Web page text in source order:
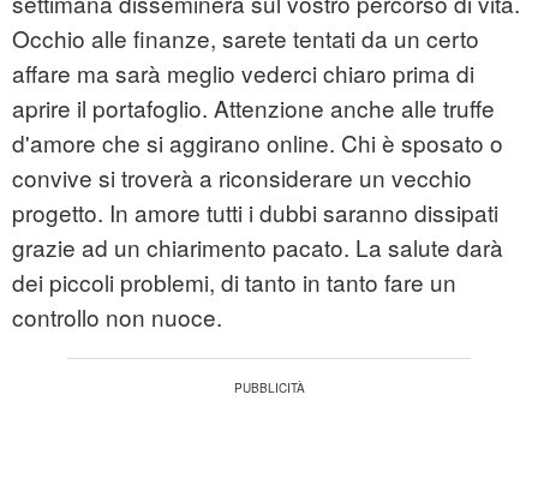
Occhio alle finanze, sarete tentati da un certo
affare ma sarà meglio vederci chiaro prima di
aprire il portafoglio. Attenzione anche alle truffe
d'amore che si aggirano online. Chi è sposato o
convive si troverà a riconsiderare un vecchio
progetto. In amore tutti i dubbi saranno dissipati
grazie ad un chiarimento pacato. La salute darà
dei piccoli problemi, di tanto in tanto fare un
controllo non nuoce.